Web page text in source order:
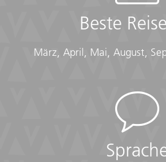
Beste
März, April, Mai, August,